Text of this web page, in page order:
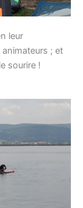
leur
; et
sourire !